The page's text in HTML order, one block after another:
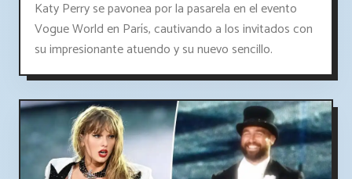
Katy Perry se pavonea por la pasarela en el evento
Vogue World en París, cautivando a los invitados con
su impresionante atuendo y su nuevo sencillo.